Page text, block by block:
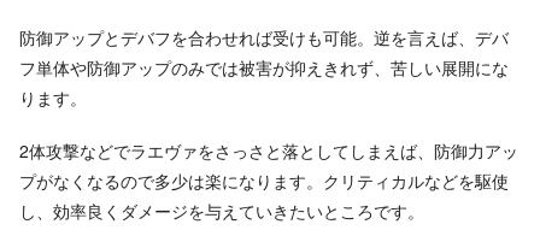
防御アップとデバフを合わせれば受けも可能。逆を言えば、デバ
フ単体や防御アップのみでは被害が抑えきれず、苦しい展開にな
ります。
2体攻撃などでラエヴァをさっさと落としてしまえば、防御力アッ
プがなくなるので多少は楽になります。クリティカルなどを駆使
し、効率良くダメージを与えていきたいところです。